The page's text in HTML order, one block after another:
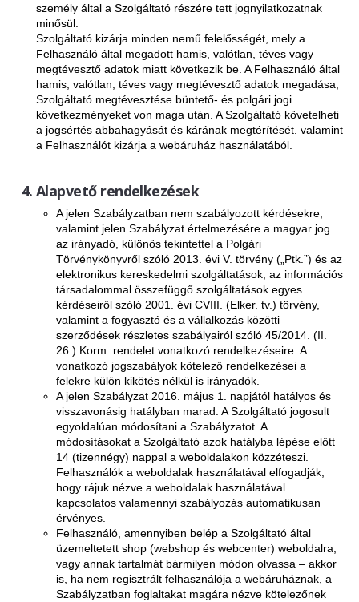
SZÁLLÍTÁS
FIZETÉSI MÓDOK
ÁLTALÁNOS SZERZŐDÉSI FELTÉTELEK
ADATVÉDELEM
_______
WEBÁRUHÁZ ÜZEMELTETŐ? LEGYEN PARTNERÜNK!
KAPCSOLAT
EXPLEO.HU
személy által a Szolgáltató részére tett jognyilatkozatnak
minősül.
Szolgáltató kizárja minden nemű felelősségét, mely a
Felhasználó által megadott hamis, valótlan, téves vagy
megtévesztő adatok miatt következik be. A Felhasználó által
hamis, valótlan, téves vagy megtévesztő adatok megadása,
Szolgáltató megtévesztése büntető- és polgári jogi
következményeket von maga után. A Szolgáltató követelheti
a jogsértés abbahagyását és kárának megtérítését. valamint
a Felhasználót kizárja a webáruház használatából.
Alapvető rendelkezések
A jelen Szabályzatban nem szabályozott kérdésekre,
valamint jelen Szabályzat értelmezésére a magyar jog
az irányadó, különös tekintettel a Polgári
Törvénykönyvről szóló 2013. évi V. törvény („Ptk.”) és az
elektronikus kereskedelmi szolgáltatások, az információs
társadalommal összefüggő szolgáltatások egyes
kérdéseiről szóló 2001. évi CVIII. (Elker. tv.) törvény,
valamint a fogyasztó és a vállalkozás közötti
szerződések részletes szabályairól szóló 45/2014. (II.
26.) Korm. rendelet vonatkozó rendelkezéseire. A
vonatkozó jogszabályok kötelező rendelkezései a
felekre külön kikötés nélkül is irányadók.
A jelen Szabályzat 2016. május 1. napjától hatályos és
visszavonásig hatályban marad. A Szolgáltató jogosult
egyoldalúan módosítani a Szabályzatot. A
módosításokat a Szolgáltató azok hatályba lépése előtt
14 (tizennégy) nappal a weboldalakon közzéteszi.
Felhasználók a weboldalak használatával elfogadják,
hogy rájuk nézve a weboldalak használatával
kapcsolatos valamennyi szabályozás automatikusan
érvényes.
Felhasználó, amennyiben belép a Szolgáltató által
üzemeltetett shop (webshop és webcenter) weboldalra,
vagy annak tartalmát bármilyen módon olvassa – akkor
is, ha nem regisztrált felhasználója a webáruháznak, a
Szabályzatban foglaltakat magára nézve kötelezőnek